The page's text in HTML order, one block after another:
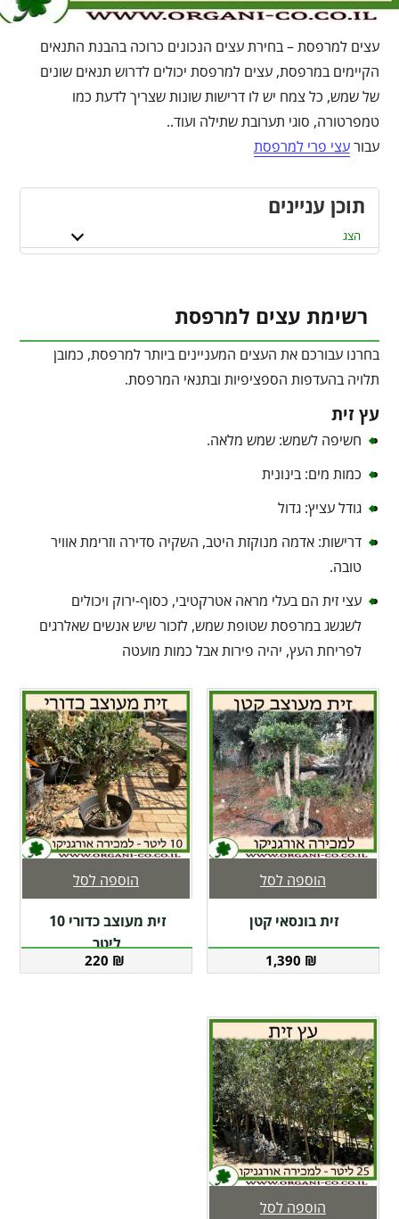
עצים למרפסת – בחירת עצים הנכונים כרוכה בהבנת התנאים
הקיימים במרפסת, עצים למרפסת יכולים לדרוש תנאים שונים
של שמש, כל צמח יש לו דרישות שונות שצריך לדעת כמו
טמפרטורה, סוגי תערובת שתילה ועוד..
עבורעצי פרי למרפסת
תוכן עניינים
הצג
רשימת עצים למרפסת
בחרנו עבורכם את העצים המעניינים ביותר למרפסת, כמובן
תלויה בהעדפות הספציפיות ובתנאי המרפסת.
עץ זית
חשיפה לשמש: שמש מלאה.
כמות מים: בינונית
גודל עציץ: גדול
דרישות: אדמה מנוקזת היטב, השקיה סדירה וזרימת אוויר
טובה.
עצי זית הם בעלי מראה אטרקטיבי, כסוף-ירוק ויכולים
לשגשג במרפסת שטופת שמש, לזכור שיש אנשים שאלרגים
לפריחת העץ, יהיה פירות אבל כמות מועטה
זית בונסאי קטן
1,390 ₪
הוספה לסל
זית מעוצב כדורי 10
ליטר
220 ₪
הוספה לסל
הוספה לסל